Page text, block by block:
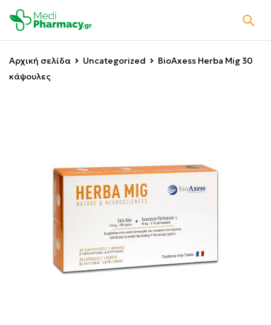
Αρχική σελίδα Uncategorized
BioAxess Herba Mig 30
κάψουλες